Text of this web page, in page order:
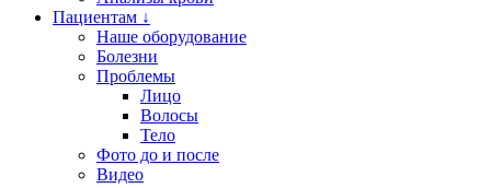
Пациентам ↓
Наше оборудование
Болезни
Проблемы
Лицо
Волосы
Тело
Фото до и после
Видео